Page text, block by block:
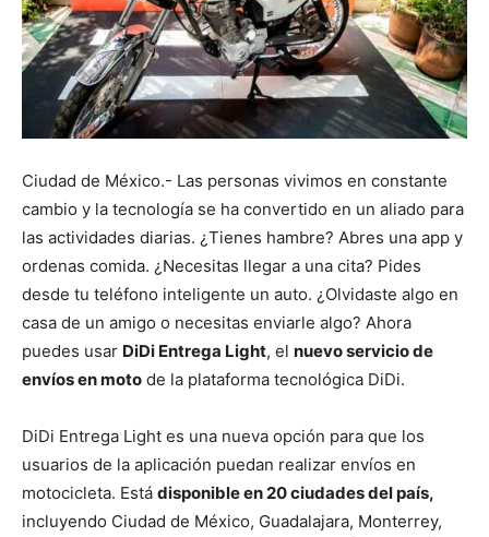
Ciudad de México.- Las personas vivimos en constante
cambio y la tecnología se ha convertido en un aliado para
las actividades diarias. ¿Tienes hambre? Abres una app y
ordenas comida. ¿Necesitas llegar a una cita? Pides
desde tu teléfono inteligente un auto. ¿Olvidaste algo en
casa de un amigo o necesitas enviarle algo? Ahora
puedes usar DiDi Entrega Light, el nuevo servicio de
envíos en moto de la plataforma tecnológica DiDi.
DiDi Entrega Light es una nueva opción para que los
usuarios de la aplicación puedan realizar envíos en
motocicleta. Está disponible en 20 ciudades del país,
incluyendo Ciudad de México, Guadalajara, Monterrey,